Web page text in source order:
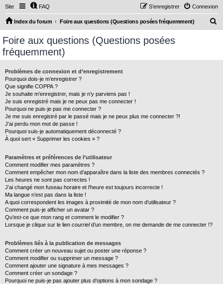
Site FAQ Connexion
S’enregistrer
Index du forum Foire aux questions (Questions posées fréquemment)
Foire aux questions (Questions posées
fréquemment)
Problèmes de connexion et d’enregistrement
Pourquoi dois-je m’enregistrer ?
Que signifie COPPA ?
Je souhaite m’enregistrer, mais je n’y parviens pas !
Je suis enregistré mais je ne peux pas me connecter !
Pourquoi ne puis-je pas me connecter ?
Je me suis enregistré par le passé mais je ne peux plus me connecter ?!
J’ai perdu mon mot de passe !
Pourquoi suis-je automatiquement déconnecté ?
À quoi sert « Supprimer les cookies » ?
Paramètres et préférences de l’utilisateur
Comment modifier mes paramètres ?
Comment empêcher mon nom d’apparaître dans la liste des membres connectés ?
Les heures ne sont pas correctes !
J’ai changé mon fuseau horaire et l’heure est toujours incorrecte !
Ma langue n’est pas dans la liste !
A quoi correspondent les images à proximité de mon nom d’utilisateur ?
Comment puis-je afficher un avatar ?
Qu’est-ce que mon rang et comment le modifier ?
Lorsque je clique sur le lien courrield’un membre, on me demande de me connecter !?
Problèmes liés à la publication de messages
Comment créer un nouveau sujet ou poster une réponse ?
Comment modifier ou supprimer un message ?
Comment ajouter une signature à mes messages ?
Comment créer un sondage ?
Pourquoi ne puis-je pas ajouter plus d’options à mon sondage ?